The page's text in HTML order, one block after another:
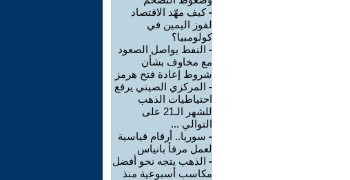
-كيف مهّد الاقتصاد
لفوز اليمين في
كولومبيا؟
- النفط يواصل الصعود
مع مخاوف بشأن
شروط إعادة فتح هرمز
- المركزي الصيني يرفع
احتياطيات الذهب
للشهر الـ21 على
التوالي ...
- سوريا.. أرقام قياسية
لعمل مرفأ بانياس
- الذهب يتجه نحو أفضل
مكاسب أسبوعية منذ